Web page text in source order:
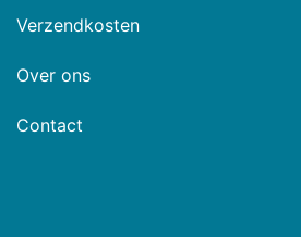
Verzendkosten
Over ons
Contact